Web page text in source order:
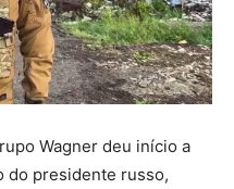
Wagner deu início a
do presidente russo,